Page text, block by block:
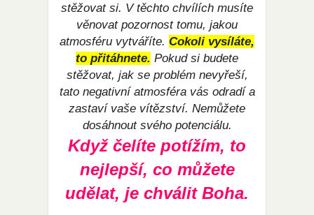
stěžovat si. V těchto chvílích musíte
věnovat pozornost tomu, jakou
atmosféru vytváříte. Cokoli vysíláte,
to přitáhnete. Pokud si budete
stěžovat, jak se problém nevyřeší,
tato negativní atmosféra vás odradí a
zastaví vaše vítězství. Nemůžete
dosáhnout svého potenciálu.
Když čelíte potížím, to
nejlepší, co můžete
udělat, je chválit Boha.